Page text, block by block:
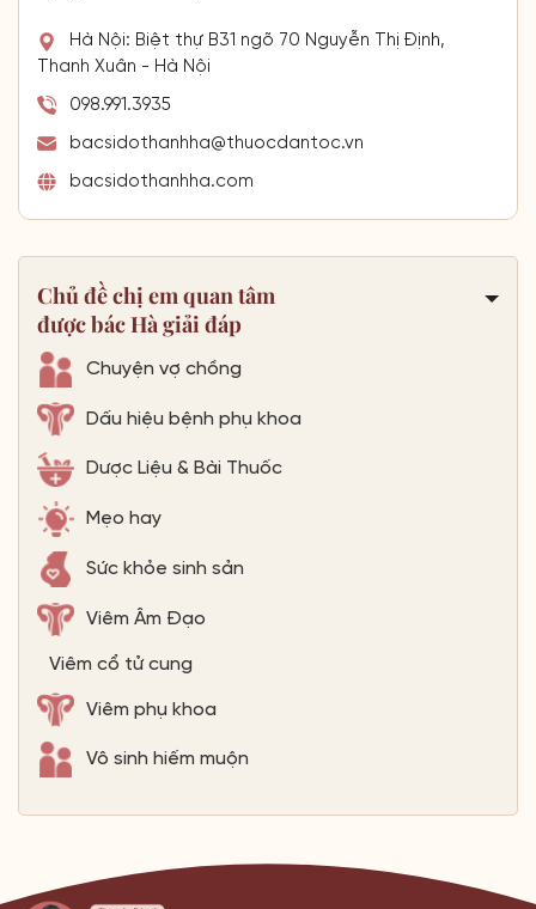
Hà Nội: Biệt thự B31 ngõ 70 Nguyễn Thị Định,
Thanh Xuân - Hà Nội
098.991.3935
bacsidothanhha@thuocdantoc.vn
bacsidothanhha.com
Chủ đề chị em quan tâm
được bác Hà giải đáp
Chuyện vợ chồng
Dấu hiệu bệnh phụ khoa
Dược Liệu & Bài Thuốc
Mẹo hay
Sức khỏe sinh sản
Viêm Âm Đạo
Viêm cổ tử cung
Viêm phụ khoa
Vô sinh hiếm muộn